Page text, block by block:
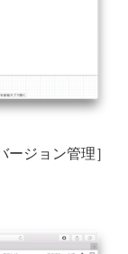
ジョン管理］